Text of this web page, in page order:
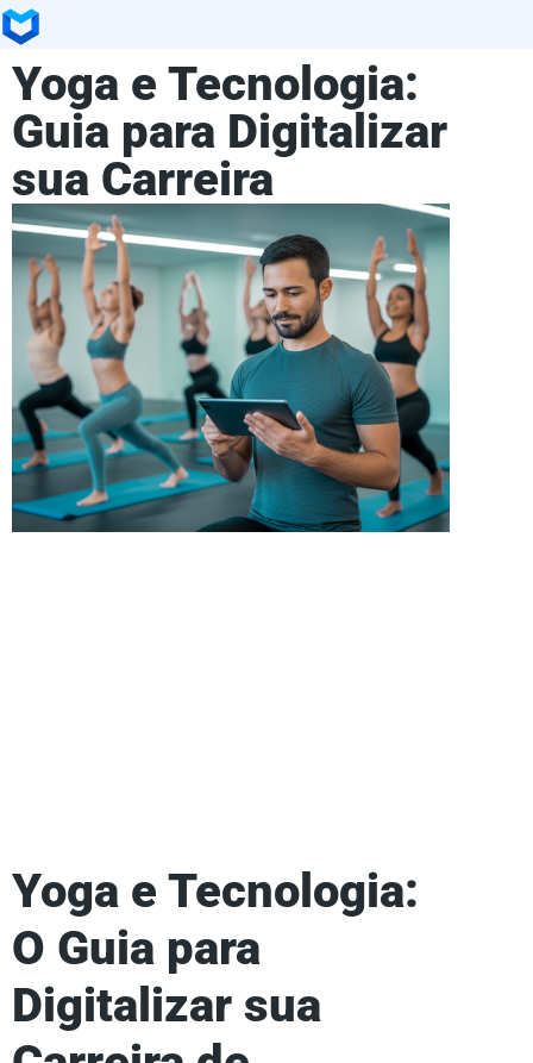
Yoga e Tecnologia:
Guia para Digitalizar
sua Carreira
Yoga e Tecnologia:
O Guia para
Digitalizar sua